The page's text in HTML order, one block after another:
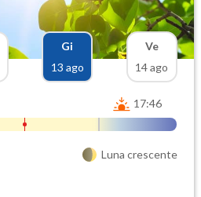
Gi
13 ago
Ve
14 ago
17:46
Luna crescente